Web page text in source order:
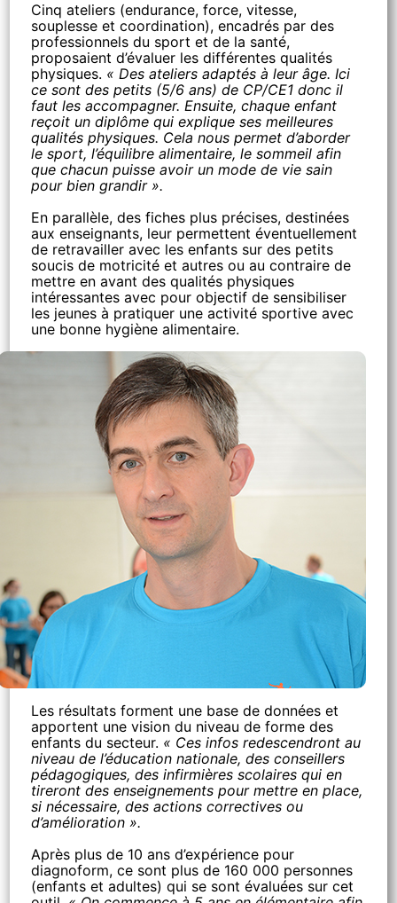
Cinq ateliers (endurance, force, vitesse,
souplesse et coordination), encadrés par des
professionnels du sport et de la santé,
proposaient d’évaluer les différentes qualités
physiques. « Des ateliers adaptés à leur âge. Ici
ce sont des petits (5/6 ans) de CP/CE1 donc il
faut les accompagner. Ensuite, chaque enfant
reçoit un diplôme qui explique ses meilleures
qualités physiques. Cela nous permet d’aborder
le sport, l’équilibre alimentaire, le sommeil afin
que chacun puisse avoir un mode de vie sain
pour bien grandir ».
En parallèle, des fiches plus précises, destinées
aux enseignants, leur permettent éventuellement
de retravailler avec les enfants sur des petits
soucis de motricité et autres ou au contraire de
mettre en avant des qualités physiques
intéressantes avec pour objectif de sensibiliser
les jeunes à pratiquer une activité sportive avec
une bonne hygiène alimentaire.
Les résultats forment une base de données et
apportent une vision du niveau de forme des
enfants du secteur. « Ces infos redescendront au
niveau de l’éducation nationale, des conseillers
pédagogiques, des infirmières scolaires qui en
tireront des enseignements pour mettre en place,
si nécessaire, des actions correctives ou
d’amélioration ».
Après plus de 10 ans d’expérience pour
diagnoform, ce sont plus de 160 000 personnes
(enfants et adultes) qui se sont évaluées sur cet